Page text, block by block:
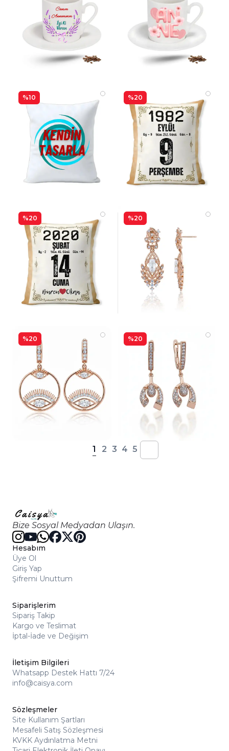
%10 %20
%20 %20
%20 %20
1 2 3 4 5
Bize Sosyal Medyadan Ulaşın.
Hesabım
Üye Ol
Giriş Yap
Şifremi Unuttum
Siparişlerim
Sipariş Takip
Kargo ve Teslimat
İptal-İade ve Değişim
İletişim Bilgileri
Whatsapp Destek Hattı 7/24
info@caisya.com
Sözleşmeler
Site Kullanım Şartları
Mesafeli Satış Sözleşmesi
KVKK Aydınlatma Metni